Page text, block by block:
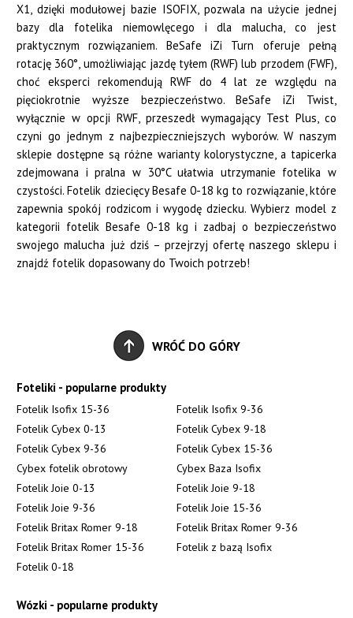
X1, dzięki modułowej bazie ISOFIX, pozwala na użycie jednej
bazy dla fotelika niemowlęcego i dla malucha, co jest
praktycznym rozwiązaniem. BeSafe iZi Turn oferuje pełną
rotację 360°, umożliwiając jazdę tyłem (RWF) lub przodem (FWF),
choć eksperci rekomendują RWF do 4 lat ze względu na
pięciokrotnie wyższe bezpieczeństwo. BeSafe iZi Twist,
wyłącznie w opcji RWF, przeszedł wymagający Test Plus, co
czyni go jednym z najbezpieczniejszych wyborów. W naszym
sklepie dostępne są różne warianty kolorystyczne, a tapicerka
zdejmowana i pralna w 30°C ułatwia utrzymanie fotelika w
czystości. Fotelik dziecięcy Besafe 0-18 kg to rozwiązanie, które
zapewnia spokój rodzicom i wygodę dziecku. Wybierz model z
kategorii fotelik Besafe 0-18 kg i zadbaj o bezpieczeństwo
swojego malucha już dziś – przejrzyj ofertę naszego sklepu i
znajdź fotelik dopasowany do Twoich potrzeb!
WRÓĆ DO GÓRY
Foteliki - popularne produkty
Fotelik Isofix 15-36
Fotelik Isofix 9-36
Fotelik Cybex 0-13
Fotelik Cybex 9-18
Fotelik Cybex 9-36
Fotelik Cybex 15-36
Cybex fotelik obrotowy
Cybex Baza Isofix
Fotelik Joie 0-13
Fotelik Joie 9-18
Fotelik Joie 9-36
Fotelik Joie 15-36
Fotelik Britax Romer 9-18
Fotelik Britax Romer 9-36
Fotelik Britax Romer 15-36
Fotelik z bazą Isofix
Fotelik 0-18
Wózki - popularne produkty